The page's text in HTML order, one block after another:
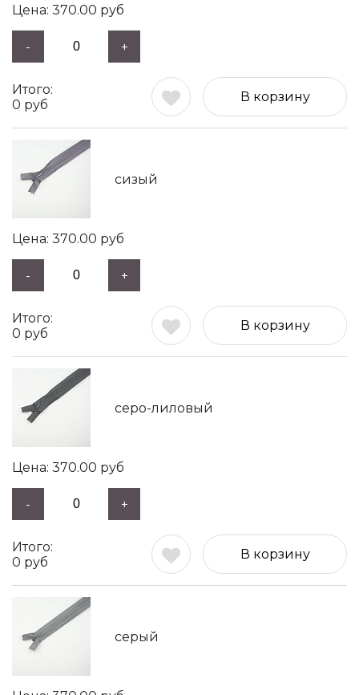
370.00 руб
- +
0 руб
В корзину
сизый
370.00 руб
- +
0 руб
В корзину
серо-лиловый
370.00 руб
- +
0 руб
В корзину
серый